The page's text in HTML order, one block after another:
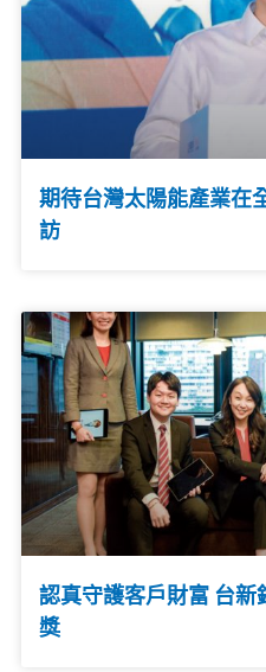
期待台灣太陽能產業在
訪
認真守護客戶財富 台
獎